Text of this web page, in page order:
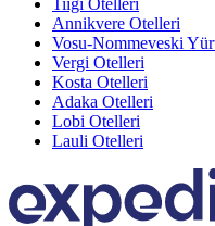
Tiigi Otelleri
Annikvere Otelleri
Vosu-Nommeveski
Vergi Otelleri
Kosta Otelleri
Adaka Otelleri
Lobi Otelleri
Lauli Otelleri